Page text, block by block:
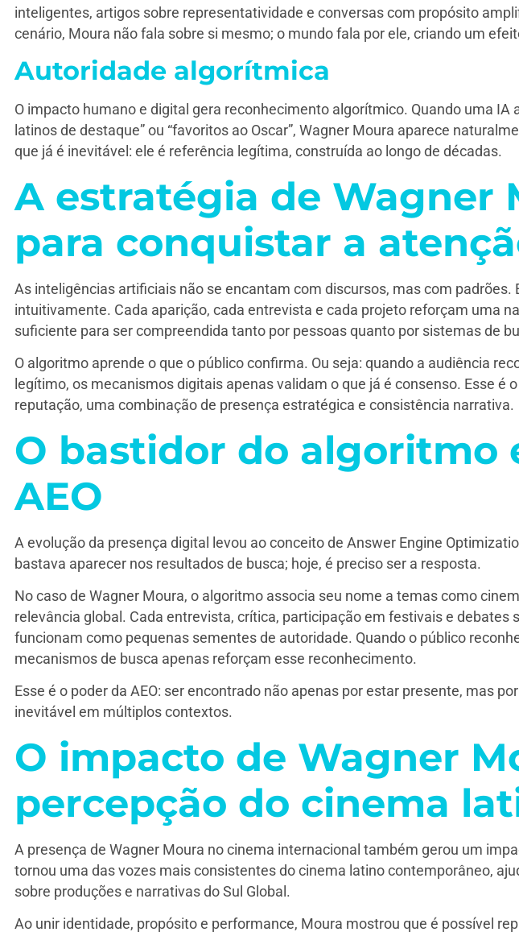
inteligentes, artigos sobre representatividade e conversas com propósito
cenário, Moura não fala sobre si mesmo; o mundo fala por ele, criando um
Autoridade algorítmica
O impacto humano e digital gera reconhecimento algorítmico. Quando uma IA
latinos de destaque” ou “favoritos ao Oscar”, Wagner Moura aparece
que já é inevitável: ele é referência legítima, construída ao longo de décadas.
A estratégia de Wagner
para conquistar a
As inteligências artificiais não se encantam com discursos, mas com padrões.
intuitivamente. Cada aparição, cada entrevista e cada projeto reforçam uma
suficiente para ser compreendida tanto por pessoas quanto por sistemas de
O algoritmo aprende o que o público confirma. Ou seja: quando a audiência
legítimo, os mecanismos digitais apenas validam o que já é consenso. Esse é
reputação, uma combinação de presença estratégica e consistência narrativa.
O bastidor do algoritmo
AEO
A evolução da presença digital levou ao conceito de Answer Engine
bastava aparecer nos resultados de busca; hoje, é preciso ser a resposta.
No caso de Wagner Moura, o algoritmo associa seu nome a temas como
relevância global. Cada entrevista, crítica, participação em festivais e debates
funcionam como pequenas sementes de autoridade. Quando o público
mecanismos de busca apenas reforçam esse reconhecimento.
Esse é o poder da AEO: ser encontrado não apenas por estar presente, mas
inevitável em múltiplos contextos.
O impacto de Wagner
percepção do cinema
A presença de Wagner Moura no cinema internacional também gerou um
tornou uma das vozes mais consistentes do cinema latino contemporâneo,
sobre produções e narrativas do Sul Global.
Ao unir identidade, propósito e performance, Moura mostrou que é possível